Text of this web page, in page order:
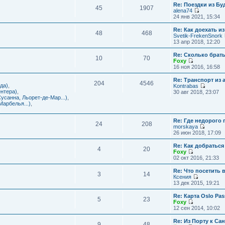
ю
о
б
щ
е
н
и
ю
е
м
у
с
о
о
б
щ
е
и
ю
л
д
н
е
м
у
с
о
б
щ
е
н
и
к
п
о
л
е
д
н
е
у
с
о
о
б
и
ю
45 1907
Re: Поездки из
alena74
П
е
р
е
й
т
к
п
о
л
е
д
с
о
о
щ
н
и
ю
24 янв 2021, 15:34
48 468
Re: Как доехать
Svetik-FrekenSnork
13 апр 2018, 12:20
10 70
Re: Сколько
Foxy
П
е
р
е
й
т
п
о
с
л
е
д
н
е
с
о
о
щ
н
и
ю
16 ноя 2016, 16:58
Льорет-де-Мар...)
204 4546
Re: Транспорт из
Kontrabas
П
й
т
п
о
л
е
д
е
с
о
о
щ
30 авг 2018, 23:07
24 208
Re: Где недорого
morskaya
П
е
р
е
й
т
к
п
о
л
д
н
е
26 июн 2018, 17:09
4 20
Re: Как
Foxy
П
е
р
е
й
т
к
п
о
л
02 окт 2016, 21:33
3 14
Re: Что посетить
Ксения
П
е
р
е
й
т
13 дек 2015, 19:21
5 23
Re: Карта Oslo
Foxy
П
е
р
12 сен 2014, 10:02
Re: Из Порту к